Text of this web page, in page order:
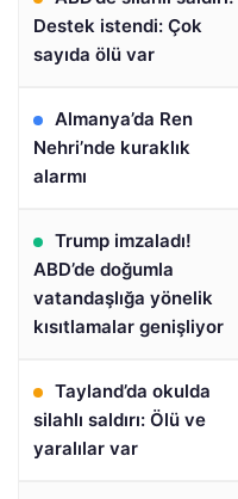
Destek istendi: Çok
sayıda ölü var
Almanya’da Ren
Nehri’nde kuraklık
alarmı
Trump imzaladı!
ABD’de doğumla
vatandaşlığa yönelik
kısıtlamalar genişliyor
Tayland’da okulda
silahlı saldırı: Ölü ve
yaralılar var